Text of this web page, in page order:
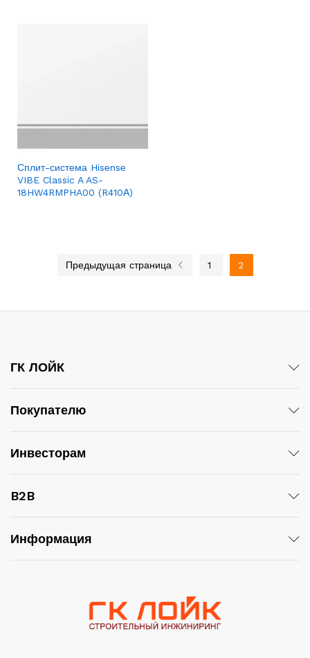
Сплит-система Hisense
VIBE Classic A AS-
18HW4RMPHA00 (R410А)
Предыдущая страница 1 2
ГК ЛОЙК
Покупателю
Инвесторам
B2B
Информация